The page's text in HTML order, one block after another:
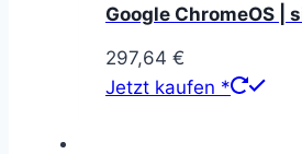
Google ChromeOS |
297,64 €
Jetzt kaufen *